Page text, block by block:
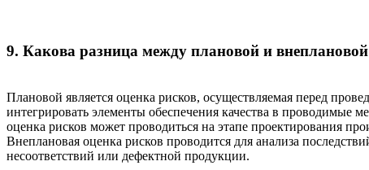
9. Какова разница между плановой и
Плановой является оценка рисков, осуществляемая перед
интегрировать элементы обеспечения качества в проводимые
оценка рисков может проводиться на этапе проектирования
Внеплановая оценка рисков проводится для анализа
несоответствий или дефектной продукции.